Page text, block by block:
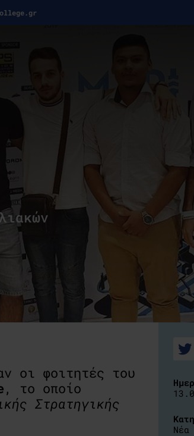
οι φοιτητές του
, το οποίο
Στρατηγικής
Νέα